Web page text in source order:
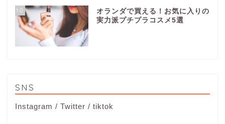
10
オランダで買える！お気に入りの
実力派プチプラコスメ5選
SNS
Instagram / Twitter / tiktok